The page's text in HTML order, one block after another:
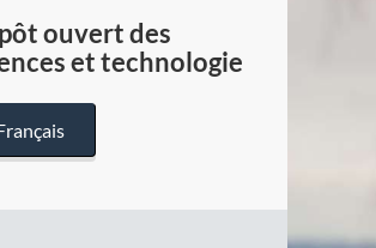
ouvert des
et technologie